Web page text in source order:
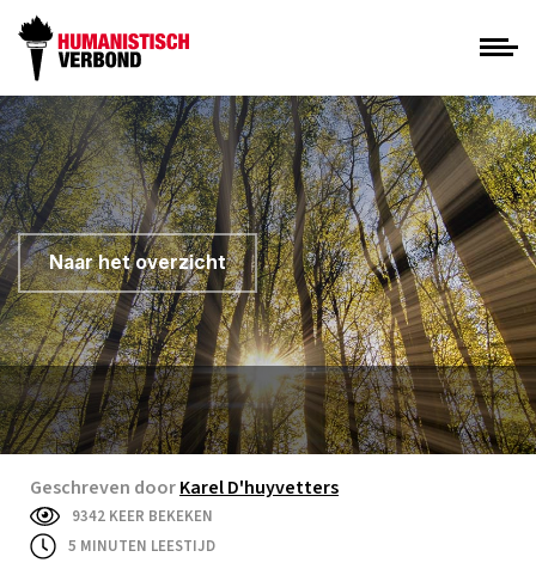
Naar het overzicht
Geschreven doorKarel D'huyvetters
9342 KEER BEKEKEN
5 MINUTEN LEESTIJD